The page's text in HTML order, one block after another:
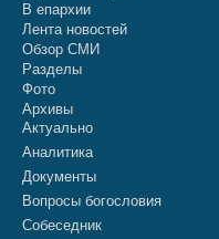
В епархии
Лента новостей
Обзор СМИ
Разделы
Фото
Архивы
Актуально
Аналитика
Документы
Вопросы богословия
Собеседник